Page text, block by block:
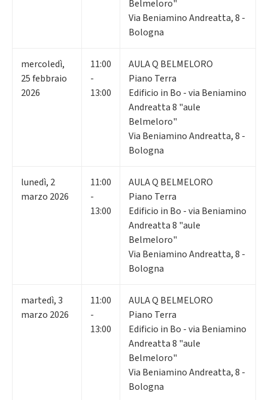
Belmeloro"
Via Beniamino Andreatta, 8 -
Bologna
mercoledì,
25febbraio
2026
11:00
-
13:00
AULA Q BELMELORO
Piano Terra
Edificio in Bo - via Beniamino
Andreatta 8 "aule
Belmeloro"
Via Beniamino Andreatta, 8 -
Bologna
lunedì, 2
marzo 2026
11:00
-
13:00
AULA Q BELMELORO
Piano Terra
Edificio in Bo - via Beniamino
Andreatta 8 "aule
Belmeloro"
Via Beniamino Andreatta, 8 -
Bologna
martedì,3
marzo 2026
11:00
-
13:00
AULA Q BELMELORO
Piano Terra
Edificio in Bo - via Beniamino
Andreatta 8 "aule
Belmeloro"
Via Beniamino Andreatta, 8 -
Bologna